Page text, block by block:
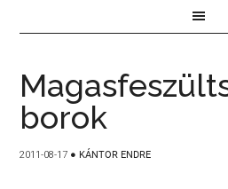
borok
2011-08-17 ● KÁNTOR ENDRE